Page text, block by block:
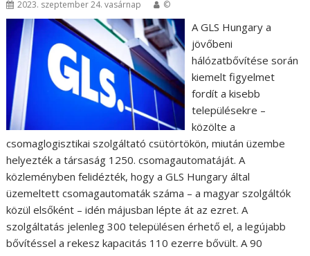
2023. szeptember 24. vasárnap ©
A GLS Hungary a
jövőbeni
hálózatbővítése során
kiemelt figyelmet
fordít a kisebb
településekre –
közölte a
csomaglogisztikai szolgáltató csütörtökön, miután üzembe
helyezték a társaság 1250. csomagautomatáját. A
közleményben felidézték, hogy a GLS Hungary által
üzemeltett csomagautomaták száma – a magyar szolgáltók
közül elsőként – idén májusban lépte át az ezret. A
szolgáltatás jelenleg 300 településen érhető el, a legújabb
bővítéssel a rekesz kapacitás 110 ezerre bővült. A 90